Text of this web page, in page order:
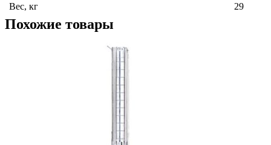
Вес, кг
29
Похожие товары